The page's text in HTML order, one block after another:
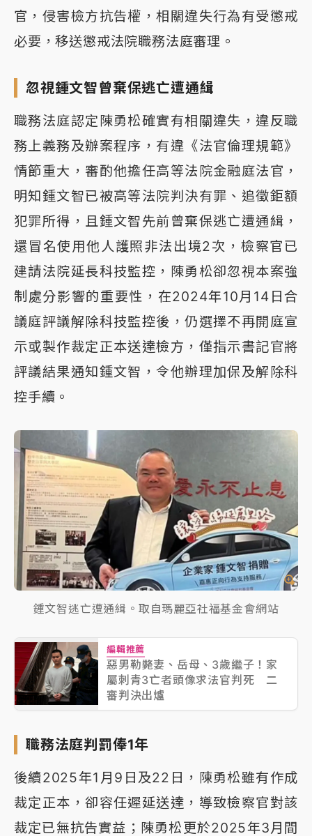
官，侵害檢方抗告權，相關違失行為有受懲戒
必要，移送懲戒法院職務法庭審理。
忽視鍾文智曾棄保逃亡遭通緝
職務法庭認定陳勇松確實有相關違失，違反職
務上義務及辦案程序，有違《法官倫理規範》
情節重大，審酌他擔任高等法院金融庭法官，
明知鍾文智已被高等法院判決有罪、追徵鉅額
犯罪所得，且鍾文智先前曾棄保逃亡遭通緝，
還冒名使用他人護照非法出境2次，檢察官已
建請法院延長科技監控，陳勇松卻忽視本案強
制處分影響的重要性，在2024年10月14日合
議庭評議解除科技監控後，仍選擇不再開庭宣
示或製作裁定正本送達檢方，僅指示書記官將
評議結果通知鍾文智，令他辦理加保及解除科
控手續。
鍾文智逃亡遭通緝。取自瑪麗亞社福基金會網站
編輯推薦
惡男勒斃妻、岳母、3歲繼子！家
屬刺青3亡者頭像求法官判死 二
審判決出爐
職務法庭判罰俸1年
後續2025年1月9日及22日，陳勇松雖有作成
裁定正本，卻容任遲延送達，導致檢察官對該
裁定已無抗告實益；陳勇松更於2025年3月間